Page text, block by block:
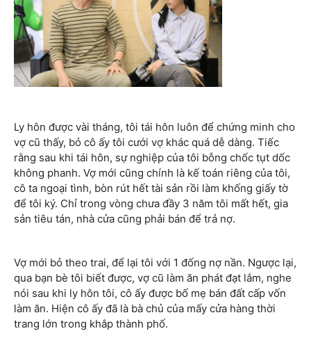
Ly hôn được vài tháng, tôi tái hôn luôn để chứng minh cho
vợ cũ thấy, bỏ cô ấy tôi cưới vợ khác quá dễ dàng. Tiếc
rằng sau khi tái hôn, sự nghiệp của tôi bỗng chốc tụt dốc
không phanh. Vợ mới cũng chính là kế toán riêng của tôi,
cô ta ngoại tình, bòn rút hết tài sản rồi làm khống giấy tờ
để tôi ký. Chỉ trong vòng chưa đầy 3 năm tôi mất hết, gia
sản tiêu tán, nhà cửa cũng phải bán để trả nợ.
Vợ mới bỏ theo trai, để lại tôi với 1 đống nợ nần. Ngược lại,
qua bạn bè tôi biết được, vợ cũ làm ăn phát đạt lắm, nghe
nói sau khi ly hôn tôi, cô ấy được bố mẹ bán đất cấp vốn
làm ăn. Hiện cô ấy đã là bà chủ của mấy cửa hàng thời
trang lớn trong khắp thành phố.